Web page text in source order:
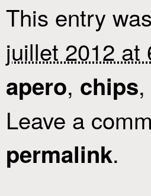
This entry
juillet 2012 at
apero, chips,
Leave a
permalink.